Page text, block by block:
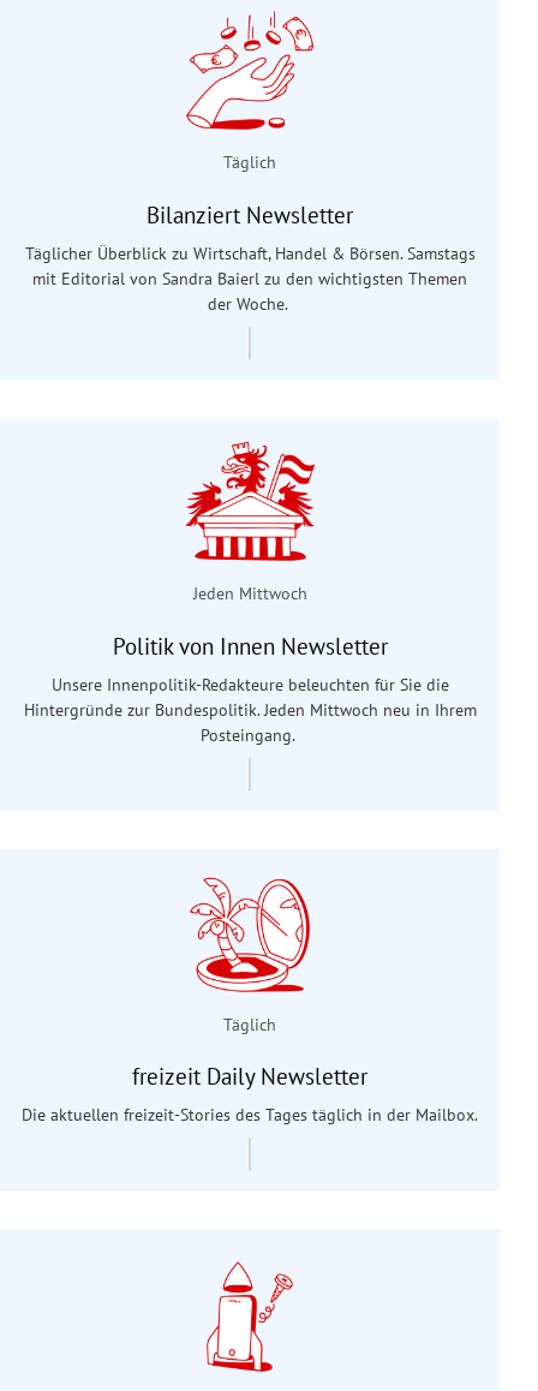
Täglich
Bilanziert Newsletter
Täglicher Überblick zu Wirtschaft, Handel & Börsen. Samstags
mit Editorial von Sandra Baierl zu den wichtigsten Themen
der Woche.
Jeden Mittwoch
Politik von Innen Newsletter
Unsere Innenpolitik-Redakteure beleuchten für Sie die
Hintergründe zur Bundespolitik. Jeden Mittwoch neu in Ihrem
Posteingang.
Täglich
freizeit Daily Newsletter
Die aktuellen freizeit-Stories des Tages täglich in der Mailbox.